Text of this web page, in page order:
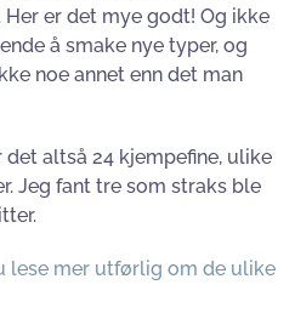
er det mye godt! Og ikke
å smake nye typer, og
noe annet enn det man
det altså 24 kjempefine, ulike
Jeg fant tre som straks ble
lese mer utførlig om de ulike